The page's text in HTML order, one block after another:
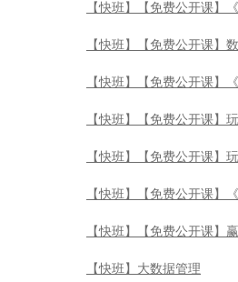
【快班】【免费公开课
【快班】【免费公开课】
【快班】【免费公开课】
【快班】【免费公开课】
【快班】【免费公开课
【快班】【免费公开课】
【快班】【免费公开课】
【快班】大数据管理